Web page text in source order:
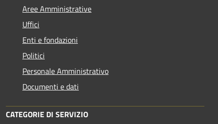
Aree Amministrative
Uffici
Enti e fondazioni
Politici
Personale Amministrativo
Documenti e dati
CATEGORIE DI SERVIZIO